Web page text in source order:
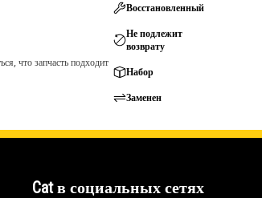
что запчасть подходит
Восстановленный
Не подлежит
возврату
Набор
Заменен
Cat в социальных сетях